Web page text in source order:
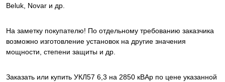
Beluk, Novar и др.
На заметку покупателю! По отдельному требованию заказчика
возможно изготовление установок на другие значения
мощности, степени защиты и др.
Заказать или купить УКЛ57 6,3 на 2850 кВАр по цене указанной